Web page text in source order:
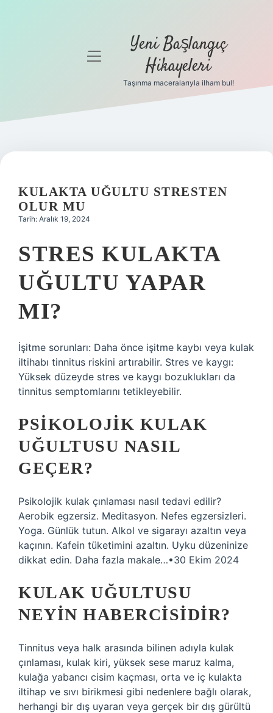
Gizlilik
Hakkımızda
menüyü
Yeni Başlangıç
Hikayeleri
Taşınma maceralarıyla ilham bul!
KULAKTA UĞULTU STRESTEN
OLUR MU
Tarih: Aralık 19, 2024
STRES KULAKTA
UĞULTU YAPAR
MI?
İşitme sorunları: Daha önce işitme kaybı veya kulak
iltihabı tinnitus riskini artırabilir. Stres ve kaygı:
Yüksek düzeyde stres ve kaygı bozuklukları da
tinnitus semptomlarını tetikleyebilir.
PSIKOLOJIK KULAK
UĞULTUSU NASIL
GEÇER?
Psikolojik kulak çınlaması nasıl tedavi edilir?
Aerobik egzersiz. Meditasyon. Nefes egzersizleri.
Yoga. Günlük tutun. Alkol ve sigarayı azaltın veya
kaçının. Kafein tüketimini azaltın. Uyku düzeninize
dikkat edin. Daha fazla makale…•30 Ekim 2024
KULAK UĞULTUSU
NEYIN HABERCISIDIR?
Tinnitus veya halk arasında bilinen adıyla kulak
çınlaması, kulak kiri, yüksek sese maruz kalma,
kulağa yabancı cisim kaçması, orta ve iç kulakta
iltihap ve sıvı birikmesi gibi nedenlere bağlı olarak,
herhangi bir dış uyaran veya gerçek bir dış gürültü